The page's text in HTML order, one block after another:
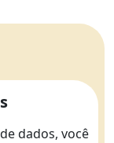
dados, você